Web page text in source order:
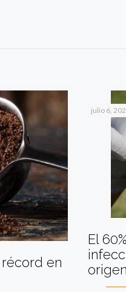
en
julio 6,
El